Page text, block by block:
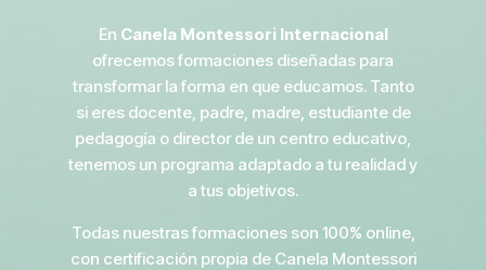
En Canela Montessori Internacional
ofrecemos formaciones diseñadas para
transformar la forma en que educamos. Tanto
si eres docente, padre, madre, estudiante de
pedagogía o director de un centro educativo,
tenemos un programa adaptado a tu realidad y
a tus objetivos.
Todas nuestras formaciones son 100% online,
con certificación propia de Canela Montessori